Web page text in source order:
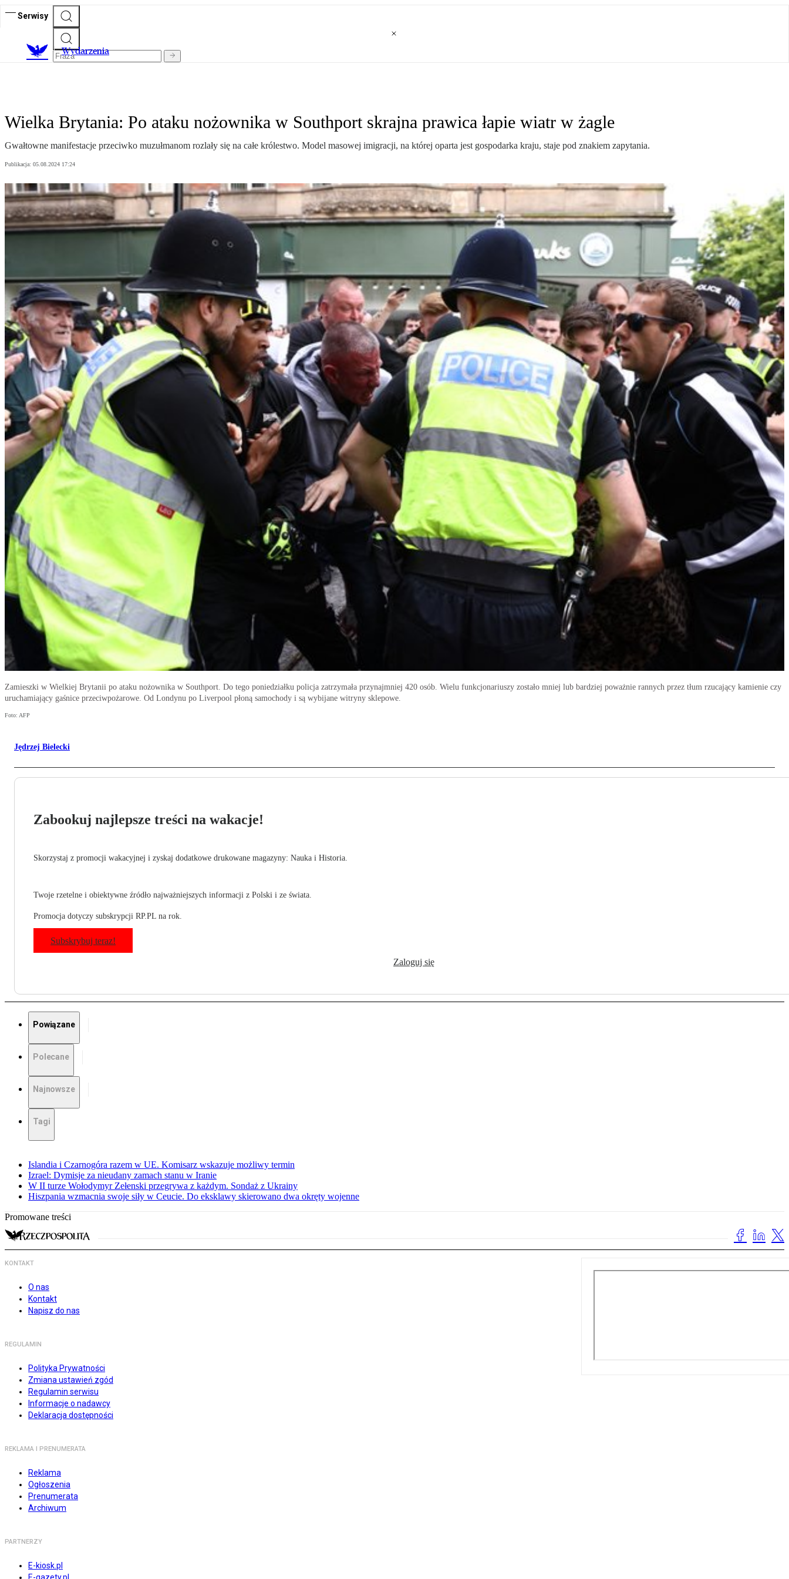
Serwisy
Wydarzenia
Wielka Brytania: Po ataku nożownika w Southport skrajna prawica łapie wiatr w żagle
Gwałtowne manifestacje przeciwko muzułmanom rozlały się na całe królestwo. Model masowej imigracji, na której oparta jest gospodarka kraju, staje pod znakiem zapytania.
Publikacja: 05.08.2024 17:24
Zamieszki w Wielkiej Brytanii po ataku nożownika w Southport. Do tego poniedziałku policja zatrzymała przynajmniej 420 osób. Wielu funkcjonariuszy zostało mniej lub bardziej poważnie rannych przez tłum rzucający kamienie czy
uruchamiający gaśnice przeciwpożarowe. Od Londynu po Liverpool płoną samochody i są wybijane witryny sklepowe.
Foto: AFP
Jędrzej Bielecki
Zabookuj najlepsze treści na wakacje!
Skorzystaj z promocji wakacyjnej i zyskaj dodatkowe drukowane magazyny: Nauka i Historia.
Twoje rzetelne i obiektywne źródło najważniejszych informacji z Polski i ze świata.
Promocja dotyczy subskrypcji RP.PL na rok.
Subskrybuj teraz!
Zaloguj się
Powiązane
Polecane
Najnowsze
Tagi
Islandia i Czarnogóra razem w UE. Komisarz wskazuje możliwy termin
Izrael: Dymisje za nieudany zamach stanu w Iranie
W II turze Wołodymyr Zełenski przegrywa z każdym. Sondaż z Ukrainy
Hiszpania wzmacnia swoje siły w Ceucie. Do eksklawy skierowano dwa okręty wojenne
Promowane treści
KONTAKT
O nas
Kontakt
Napisz do nas
REGULAMIN
Polityka Prywatności
Zmiana ustawień zgód
Regulamin serwisu
Informacje o nadawcy
Deklaracja dostępności
REKLAMA I PRENUMERATA
Reklama
Ogłoszenia
Prenumerata
Archiwum
PARTNERZY
E-kiosk.pl